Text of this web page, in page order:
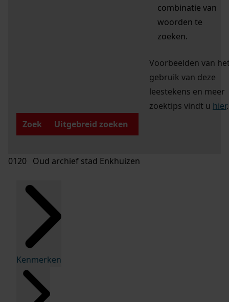
combinatie van
woorden te
zoeken.
Voorbeelden van
gebruik van deze
leestekens en meer
zoektips vindt u hier.
Zoek
Uitgebreid zoeken
0120 Oud archief stad Enkhuizen
Kenmerken